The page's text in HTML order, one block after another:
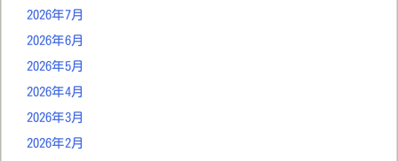
2026年7月
2026年6月
2026年5月
2026年4月
2026年3月
2026年2月